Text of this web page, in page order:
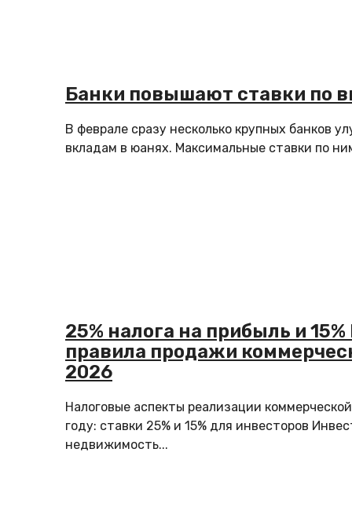
Банки повышают ставки по
В феврале сразу несколько крупных банков
вкладам в юанях. Максимальные ставки по
25% налога на прибыль и
правила продажи
2026
Налоговые аспекты реализации
году: ставки 25% и 15% для инвесторов
недвижимость...